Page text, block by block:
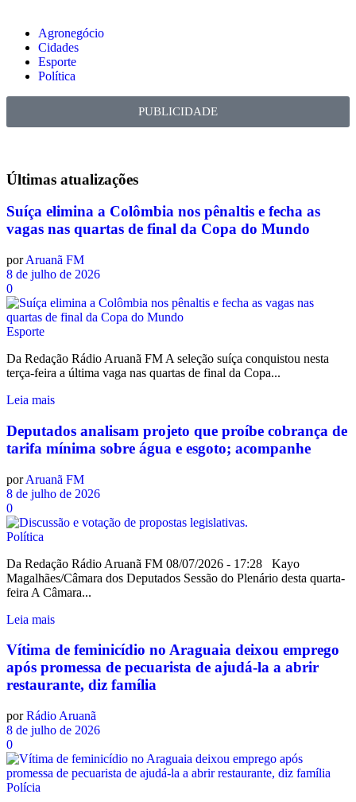
Agronegócio
Cidades
Esporte
Política
PUBLICIDADE
Últimas atualizações
Suíça elimina a Colômbia nos pênaltis e fecha as
vagas nas quartas de final da Copa do Mundo
por Aruanã FM
8 de julho de 2026
0
Esporte
Da Redação Rádio Aruanã FM A seleção suíça conquistou nesta
terça-feira a última vaga nas quartas de final da Copa...
Leia mais
Deputados analisam projeto que proíbe cobrança de
tarifa mínima sobre água e esgoto; acompanhe
por Aruanã FM
8 de julho de 2026
0
Política
Da Redação Rádio Aruanã FM 08/07/2026 - 17:28 Kayo
Magalhães/Câmara dos Deputados Sessão do Plenário desta quarta-
feira A Câmara...
Leia mais
Vítima de feminicídio no Araguaia deixou emprego
após promessa de pecuarista de ajudá-la a abrir
restaurante, diz família
por Rádio Aruanã
8 de julho de 2026
0
Polícia